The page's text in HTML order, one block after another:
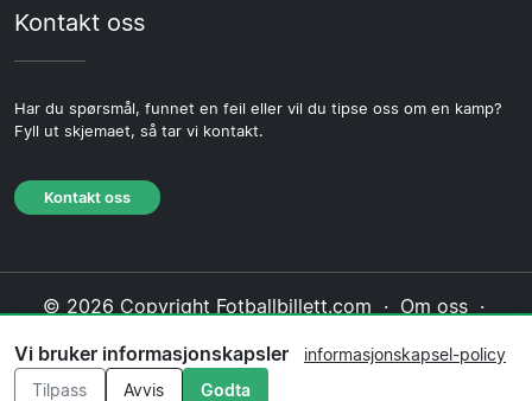
Kontakt oss
Har du spørsmål, funnet en feil eller vil du tipse oss om en kamp?
Fyll ut skjemaet, så tar vi kontakt.
Kontakt oss
© 2026 Copyright Fotballbillett.com · Om oss·
Informasjonskapsel-policy·Redaksjonell policy
Vi bruker informasjonskapsler
informasjonskapsel-policy
Tilpass
Avvis Godta